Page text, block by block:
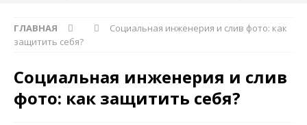
ГЛАВНАЯ
Социальная инженерия и слив фото: как
защитить себя?
Социальная инженерия и слив
фото: как защитить себя?